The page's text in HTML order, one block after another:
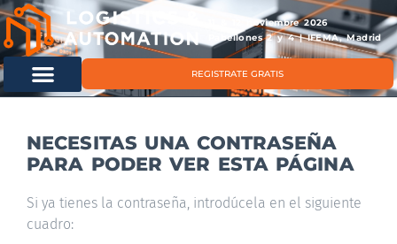
11 & 12 noviembre 2026
Pabellones 2 y 4 | IFEMA, Madrid
REGISTRATE GRATIS
NECESITAS UNA CONTRASEÑA
PARA PODER VER ESTA PÁGINA​
Si ya tienes la contraseña, introdúcela en el siguiente
cuadro: